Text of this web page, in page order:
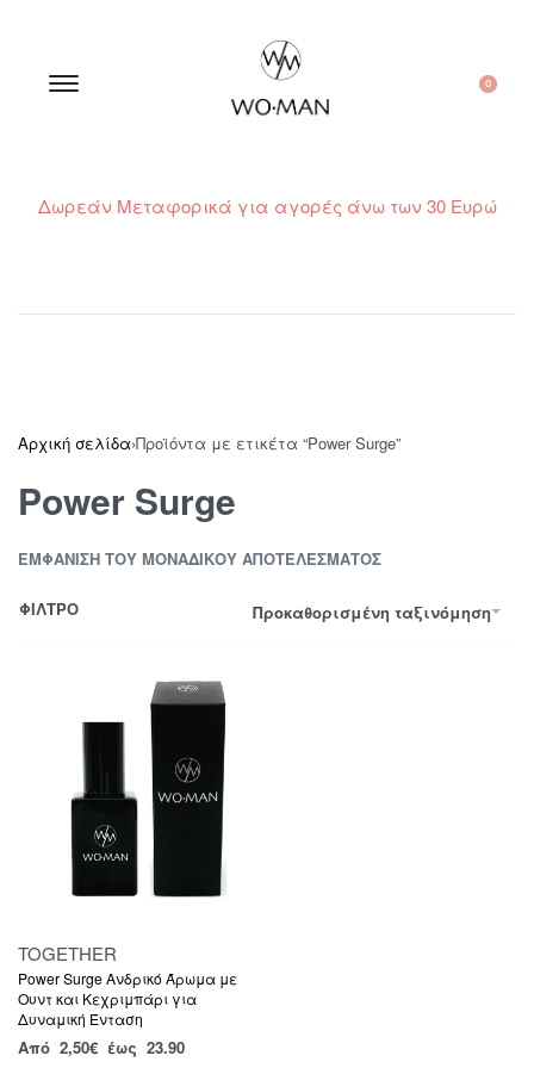
0
Δωρεάν Μεταφορικά για αγορές άνω των 30 Ευρώ
Αρχική σελίδα›Προϊόντα με ετικέτα “Power Surge”
Power Surge
ΕΜΦΆΝΙΣΗ ΤΟΥ ΜΟΝΑΔΙΚΟΎ ΑΠΟΤΕΛΈΣΜΑΤΟΣ
Προκαθορισμένη ταξινόμηση
ΦΙΛΤΡΟ
TOGETHER
Power Surge Ανδρικό Άρωμα με
Ουντ και Κεχριμπάρι για
Δυναμική Ένταση
Από 2,50€ έως 23.90